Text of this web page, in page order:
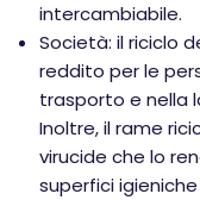
intercambiabile.
Società: il riciclo
reddito per le
trasporto e nella
Inoltre, il rame
virucide che lo
superfici